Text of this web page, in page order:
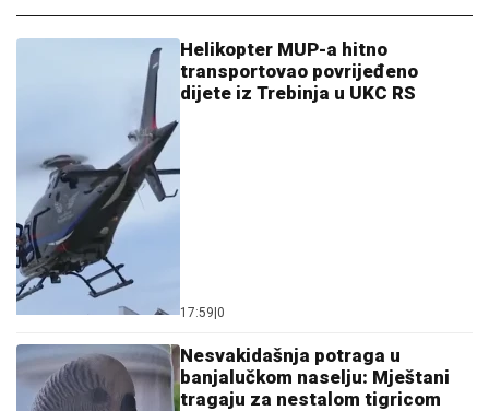
Helikopter MUP-a hitno
transportovao povrijeđeno
dijete iz Trebinja u UKC RS
17:59 0
Nesvakidašnja potraga u
banjalučkom naselju: Mještani
tragaju za nestalom tigricom